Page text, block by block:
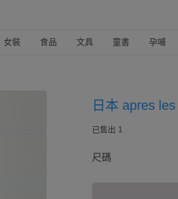
女裝 食品 文具 童書 孕哺
日本 apres
已售出 1
尺碼